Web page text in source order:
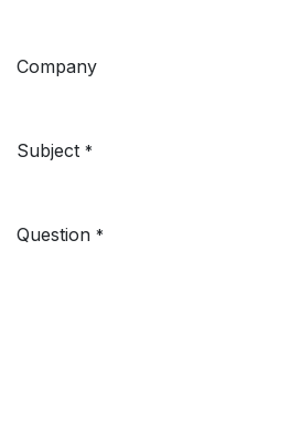
Company
Subject *
Question *